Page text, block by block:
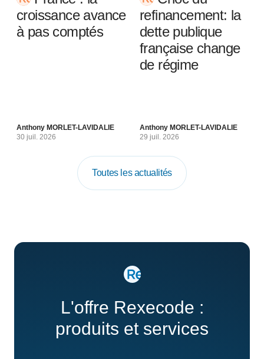
croissance avance
à pas comptés
Anthony MORLET-LAVIDALIE
30 juil. 2026
refinancement: la
dette publique
française change
de régime
Anthony MORLET-LAVIDALIE
29 juil. 2026
Toutes les actualités
L'offre Rexecode :
produits et services